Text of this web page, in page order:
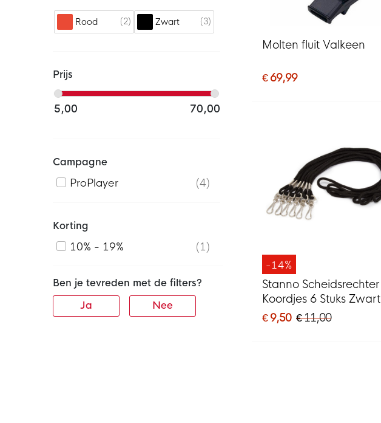
Molten fluit Valkeen
€ 69,99
-14%
Stanno Scheidsrechter
Koordjes 6 Stuks Zwart
€ 9,50 € 11,00
Rood 2 Zwart 3
Prijs
5,00 70,00
Campagne
ProPlayer
4
Korting
10% - 19%
1
Ben je tevreden met de filters?
Ja
Nee